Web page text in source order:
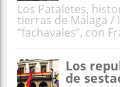
Los Pataletes,
tierras de Málaga /
“fachavales”, con
Los
de